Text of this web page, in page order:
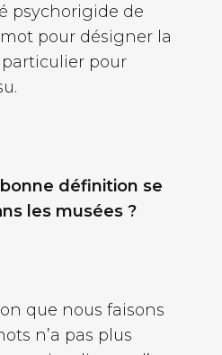
psychorigide de
pour désigner la
pour
définition se
les musées ?
que nous faisons
n’a pas plus